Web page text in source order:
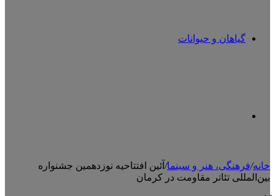
گیاهان و حیوانات
پوسته
خانه/فرهنگی، هنر و سینما/ آئین افتتاحیه نوزدهمین جشنواره
بین‌المللی تئاتر مقاومت در کرمان